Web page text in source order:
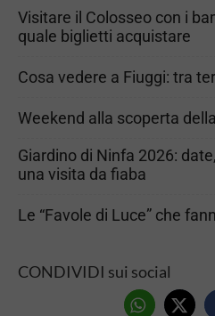
Visitare il Colosseo con i
quale biglietti acquistare
Cosa vedere a Fiuggi: tra
Weekend alla scoperta
Giardino di Ninfa 2026:
una visita da fiaba
Le “Favole di Luce” che
CONDIVIDI sui social